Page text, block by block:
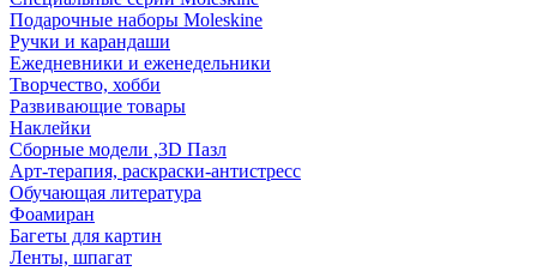
Подарочные наборы Moleskine
Ручки и карандаши
Ежедневники и еженедельники
Творчество, хобби
Развивающие товары
Наклейки
Сборные модели ,3D Пазл
Арт-терапия, раскраски-антистресс
Обучающая литература
Фоамиран
Багеты для картин
Ленты, шпагат